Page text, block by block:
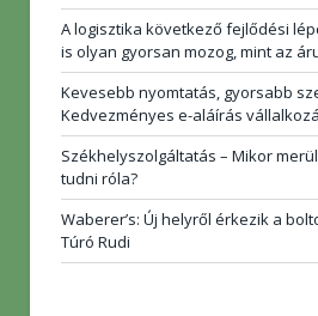
A logisztika következő fejlődési
is olyan gyorsan mozog, mint az
Kevesebb nyomtatás, gyorsabb
Kedvezményes e-aláírás
Székhelyszolgáltatás – Mikor
tudni róla?
Waberer’s: Új helyről érkezik a
Túró Rudi